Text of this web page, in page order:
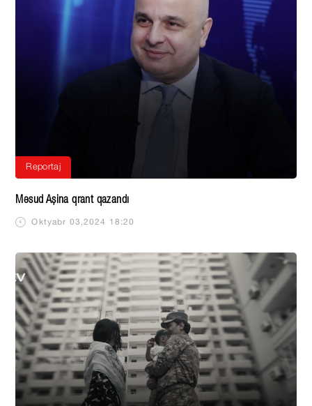
Məsud Aşina qrant qazandı
Oktyabr 03,2024 18:20
Reportaj